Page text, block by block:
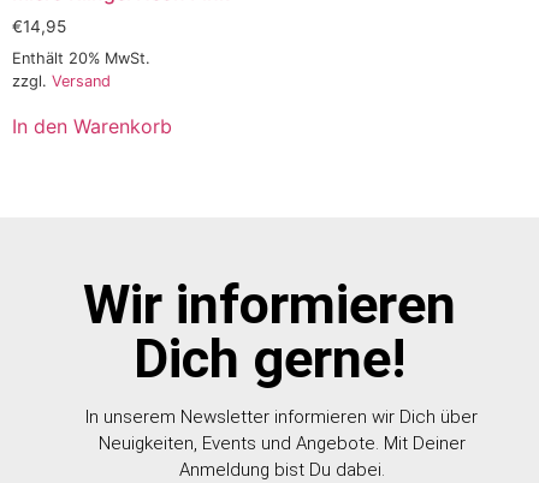
€14,95
Enthält 20% MwSt.
zzgl. Versand
In den Warenkorb
Wir informieren
Dich gerne!
In unserem Newsletter informieren wir Dich über
Neuigkeiten, Events und Angebote. Mit Deiner
Anmeldung bist Du dabei.